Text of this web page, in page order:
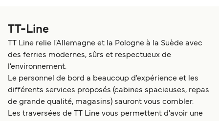
TT-Line
TT Line relie l'Allemagne et la Pologne à la Suède avec
des ferries modernes, sûrs et respectueux de
l'environnement.
Le personnel de bord a beaucoup d'expérience et les
différents services proposés (cabines spacieuses, repas
de grande qualité, magasins) sauront vous combler.
Les traversées de TT Line vous permettent d'avoir une